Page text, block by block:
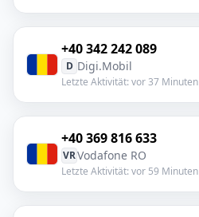
+40 342 242 089
D Digi.Mobil
Letzte Aktivität: vor 37 Minuten
+40 369 816 633
VRVodafone RO
Letzte Aktivität: vor 59 Minuten